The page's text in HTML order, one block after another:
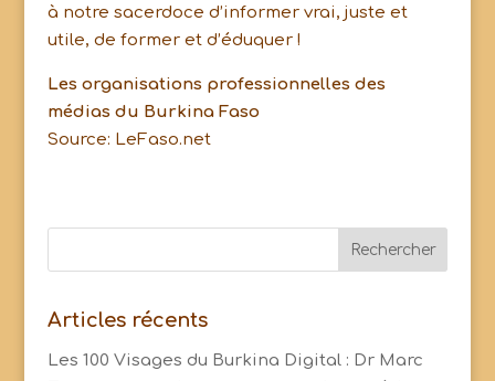
à notre sacerdoce d’informer vrai, juste et
utile, de former et d’éduquer !
Les organisations professionnelles des
médias du Burkina Faso
Source: LeFaso.net
Articles récents
Les 100 Visages du Burkina Digital : Dr Marc